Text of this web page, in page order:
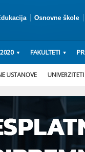
Osnovne škole
FAKULTETI
USTANOVE